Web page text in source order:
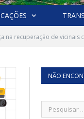
na recuperação de vicinais
NÃO